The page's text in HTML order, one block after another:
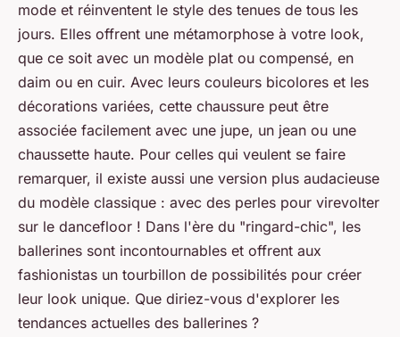
mode et réinventent le style des tenues de tous les
jours. Elles offrent une métamorphose à votre look,
que ce soit avec un modèle plat ou compensé, en
daim ou en cuir. Avec leurs couleurs bicolores et les
décorations variées, cette chaussure peut être
associée facilement avec une jupe, un jean ou une
chaussette haute. Pour celles qui veulent se faire
remarquer, il existe aussi une version plus audacieuse
du modèle classique : avec des perles pour virevolter
sur le dancefloor ! Dans l'ère du "ringard-chic", les
ballerines sont incontournables et offrent aux
fashionistas un tourbillon de possibilités pour créer
leur look unique. Que diriez-vous d'explorer les
tendances actuelles des ballerines ?